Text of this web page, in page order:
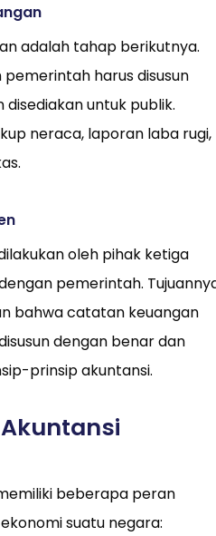
adalah tahap berikutnya.
harus disusun
untuk publik.
neraca, laporan laba rugi,
oleh pihak ketiga
pemerintah.
bahwa catatan keuangan
dengan benar dan
prinsip akuntansi.
beberapa peran
suatu negara: